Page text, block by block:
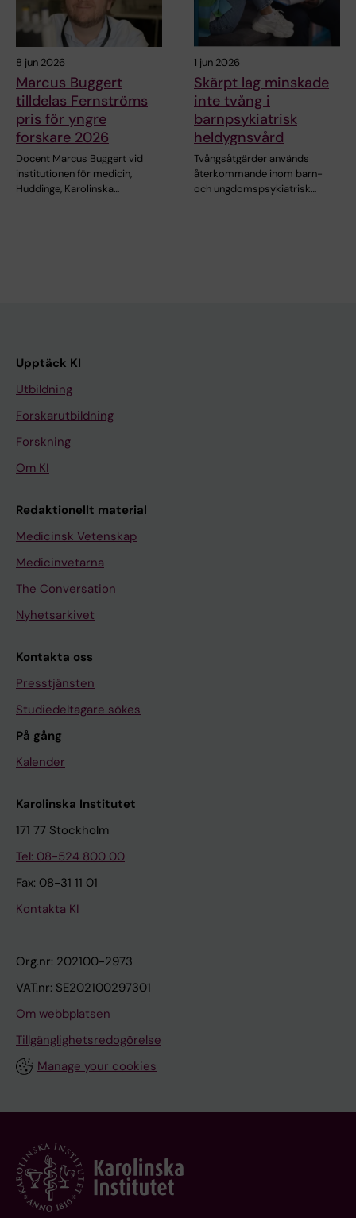
8 jun 2026
Marcus Buggert
tilldelas Fernströms
pris för yngre
forskare 2026
Docent Marcus Buggert vid
institutionen för medicin,
Huddinge, Karolinska…
1 jun 2026
Skärpt lag minskade
inte tvång i
barnpsykiatrisk
heldygnsvård
Tvångsåtgärder används
återkommande inom barn-
och ungdomspsykiatrisk…
Upptäck KI
Utbildning
Forskarutbildning
Forskning
Om KI
Redaktionellt material
Medicinsk Vetenskap
Medicinvetarna
The Conversation
Nyhetsarkivet
Kontakta oss
Presstjänsten
Studiedeltagare sökes
På gång
Kalender
Karolinska Institutet
171 77 Stockholm
Tel: 08-524 800 00
Fax: 08-31 11 01
Kontakta KI
Org.nr: 202100-2973
VAT.nr: SE202100297301
Om webbplatsen
Tillgänglighetsredogörelse
Manage your cookies